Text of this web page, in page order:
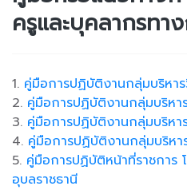
ครูและบุคลากรทา
1. คู่มือการปฏิบัติงานกลุ่มบริหาร
2. คู่มือการปฏิบัติงานกลุ่มบริหา
3. คู่มือการปฏิบัติงานกลุ่มบริหา
4. คู่มือการปฏิบัติงานกลุ่มบริหา
5. คู่มือการปฏิบัติหน้าที่ราชการ
อุบลราชธานี